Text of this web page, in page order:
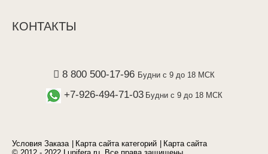
КОНТАКТЫ
8 800 500-17-96 Будни с 9 до 18 МСК
+7-926-494-71-03 Будни с 9 до 18 МСК
Условия Заказа Карта сайта категорий
Карта сайта